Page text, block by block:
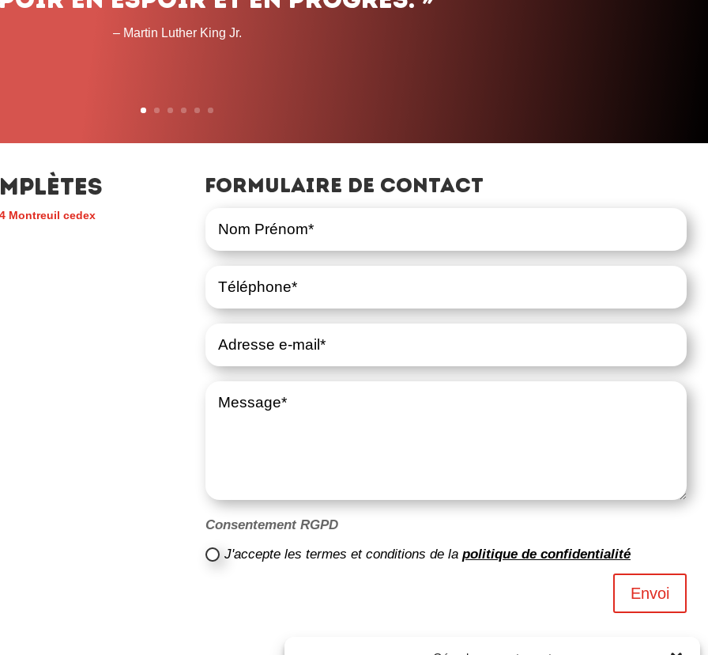
Montreuil cedex
Formulaire de contact
Consentement RGPD
J'accepte les termes et conditions de la politique de confidentialité
Envoi